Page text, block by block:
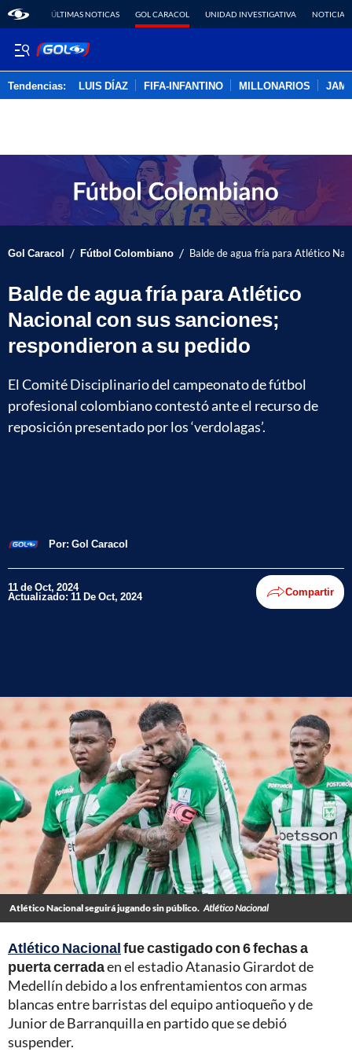
ÚLTIMAS NOTICAS GOL CARACOL UNIDAD INVESTIGATIVA NOTICIAS
Tendencias: LUIS DÍAZ FIFA-INFANTINO MILLONARIOS
Gol Caracol / Fútbol Colombiano / Balde de agua fría para Atlético
Balde de agua fría para Atlético
Nacional con sus sanciones;
respondieron a su pedido
El Comité Disciplinario del campeonato de fútbol
profesional colombiano contestó ante el recurso de
reposición presentado por los ‘verdolagas’.
Por: Gol Caracol
11 de Oct, 2024
Actualizado: 11 De Oct, 2024 Compartir
Atlético Nacional seguirá jugando sin público. Atlético Nacional
Atlético Nacionalfue castigado con 6 fechas a
puerta cerradaen el estadio Atanasio Girardot de
Medellín debido a los enfrentamientos con armas
blancas entre barristas del equipo antioqueño y de
Junior de Barranquilla en partido que se debió
suspender.